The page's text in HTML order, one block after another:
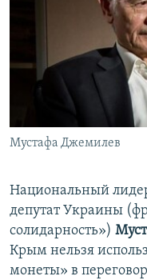
ПОБЕДИТЕЛЕЙ НЕ
КРЫМ.НЕПОКОРЕННЫЙ
ELIFBE
УКРАИНСКАЯ ПРОБЛЕМА
ПРИСОЕДИНЯЙТЕСЬ!
Все сайты RFE/RL
Мустафа Джемилев
Национальный
депутат Украины
солидарность»)
Крым нельзя
монеты» в